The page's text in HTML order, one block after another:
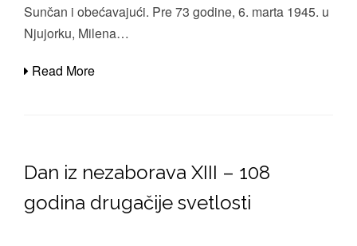
Sunčan i obećavajući. Pre 73 godine, 6. marta 1945. u
Njujorku, Milena…
Read More
Dan iz nezaborava XIII – 108
godina drugačije svetlosti